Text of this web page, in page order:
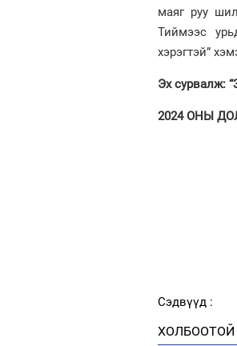
маяг руу
Тиймээс
хэрэгтэй”
Эх сурвалж:
2024 ОНЫ
Сэдвүүд :
ХОЛБООТОЙ